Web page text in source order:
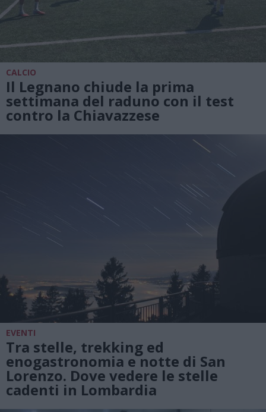
CALCIO
Il Legnano chiude la prima
settimana del raduno con il test
contro la Chiavazzese
EVENTI
Tra stelle, trekking ed
enogastronomia e notte di San
Lorenzo. Dove vedere le stelle
cadenti in Lombardia